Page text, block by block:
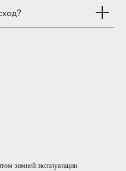
зимней эксплуатации